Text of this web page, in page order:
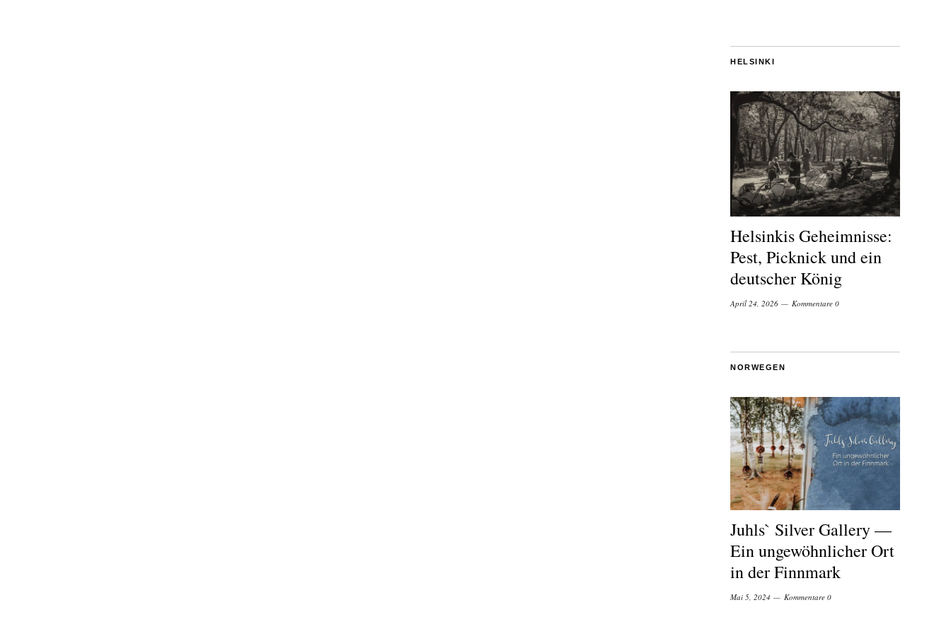
HELSINKI
Helsinkis Geheimnisse:
Pest, Picknick und ein
deutscher König
April 24, 2026 Kommentare 0
NORWEGEN
Juhls` Silver Gallery —
Ein ungewöhnlicher Ort
in der Finnmark
Mai 5, 2024 Kommentare 0